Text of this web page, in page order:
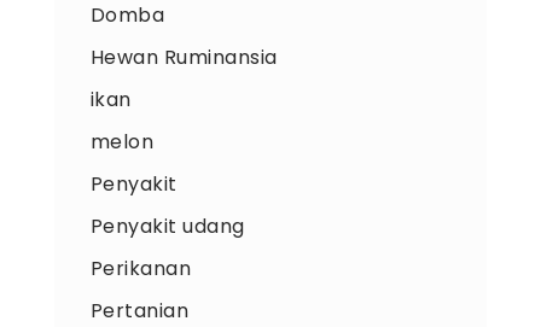
Domba
Hewan Ruminansia
ikan
melon
Penyakit
Penyakit udang
Perikanan
Pertanian